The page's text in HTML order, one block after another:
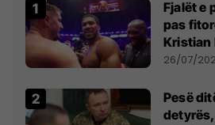
Fjalët e
pas
Kristian
26/07/
Pesë